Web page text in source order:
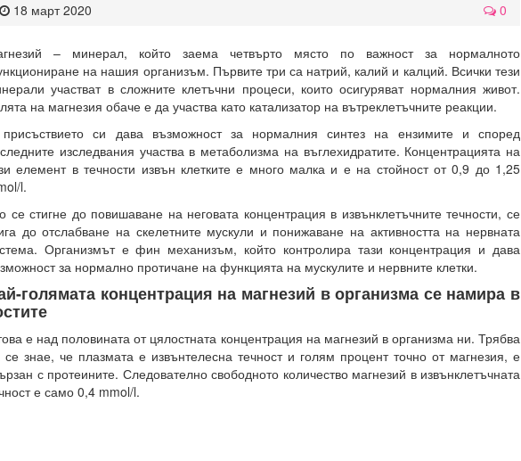
18 март 2020 0
– минерал, който заема четвърто място по важност за нормалното
на нашия организъм. Първите три са натрий, калий и калций. Всички тези
участват в сложните клетъчни процеси, които осигуряват нормалния живот.
на магнезия обаче е да участва като катализатор на вътреклетъчните реакции.
си дава възможност за нормалния синтез на ензимите и според
изследвания участва в метаболизма на въглехидратите. Концентрацията на
елемент в течности извън клетките е много малка и е на стойност от 0,9 до 1,25
l.
се стигне до повишаване на неговата концентрация в извънклетъчните течности, се
до отслабване на скелетните мускули и понижаване на активността на нервната
Организмът е фин механизъм, който контролира тази концентрация и дава
за нормално протичане на функцията на мускулите и нервните клетки.
голямата концентрация на магнезий в организма се намира в
е над половината от цялостната концентрация на магнезий в организма ни. Трябва
се знае, че плазмата е извънтелесна течност и голям процент точно от магнезия, е
с протеините. Следователно свободното количество магнезий в извънклетъчната
е само 0,4 mmol/l.